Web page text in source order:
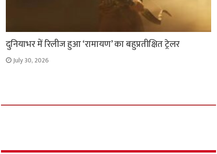
दुनियाभर में रिलीज हुआ ‘रामायण’ का बहुप्रतीक्षित ट्रेलर
July 30, 2026